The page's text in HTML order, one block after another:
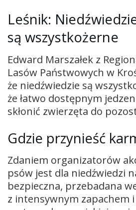
Leśnik:
są wszystkożerne
Edward Marszałek z
Lasów Państwowych w
że niedźwiedzie są
że łatwo dostępnym
skłonić zwierzęta do
Gdzie przynieść
Zdaniem organizatorów
psów jest dla niedźwiedzi
bezpieczna, przebadana
z intensywnym zapachem